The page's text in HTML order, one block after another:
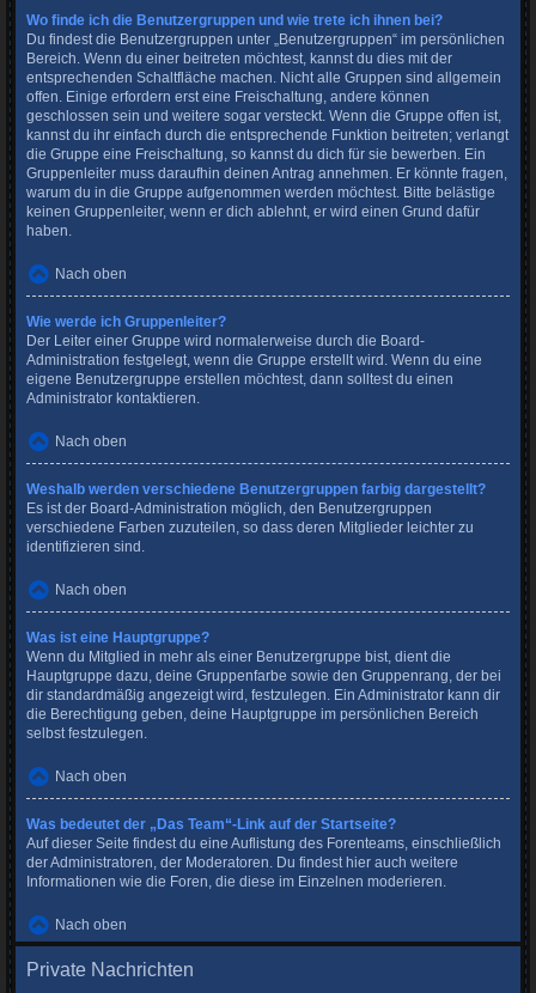
Wo finde ich die Benutzergruppen und wie trete ich ihnen bei?
Du findest die Benutzergruppen unter „Benutzergruppen“ im persönlichen
Bereich. Wenn du einer beitreten möchtest, kannst du dies mit der
entsprechenden Schaltfläche machen. Nicht alle Gruppen sind allgemein
offen. Einige erfordern erst eine Freischaltung, andere können
geschlossen sein und weitere sogar versteckt. Wenn die Gruppe offen ist,
kannst du ihr einfach durch die entsprechende Funktion beitreten; verlangt
die Gruppe eine Freischaltung, so kannst du dich für sie bewerben. Ein
Gruppenleiter muss daraufhin deinen Antrag annehmen. Er könnte fragen,
warum du in die Gruppe aufgenommen werden möchtest. Bitte belästige
keinen Gruppenleiter, wenn er dich ablehnt, er wird einen Grund dafür
haben.
Nach oben
Wie werde ich Gruppenleiter?
Der Leiter einer Gruppe wird normalerweise durch die Board-
Administration festgelegt, wenn die Gruppe erstellt wird. Wenn du eine
eigene Benutzergruppe erstellen möchtest, dann solltest du einen
Administrator kontaktieren.
Nach oben
Weshalb werden verschiedene Benutzergruppen farbig dargestellt?
Es ist der Board-Administration möglich, den Benutzergruppen
verschiedene Farben zuzuteilen, so dass deren Mitglieder leichter zu
identifizieren sind.
Nach oben
Was ist eine Hauptgruppe?
Wenn du Mitglied in mehr als einer Benutzergruppe bist, dient die
Hauptgruppe dazu, deine Gruppenfarbe sowie den Gruppenrang, der bei
dir standardmäßig angezeigt wird, festzulegen. Ein Administrator kann dir
die Berechtigung geben, deine Hauptgruppe im persönlichen Bereich
selbst festzulegen.
Nach oben
Was bedeutet der „Das Team“-Link auf der Startseite?
Auf dieser Seite findest du eine Auflistung des Forenteams, einschließlich
der Administratoren, der Moderatoren. Du findest hier auch weitere
Informationen wie die Foren, die diese im Einzelnen moderieren.
Nach oben
Private Nachrichten